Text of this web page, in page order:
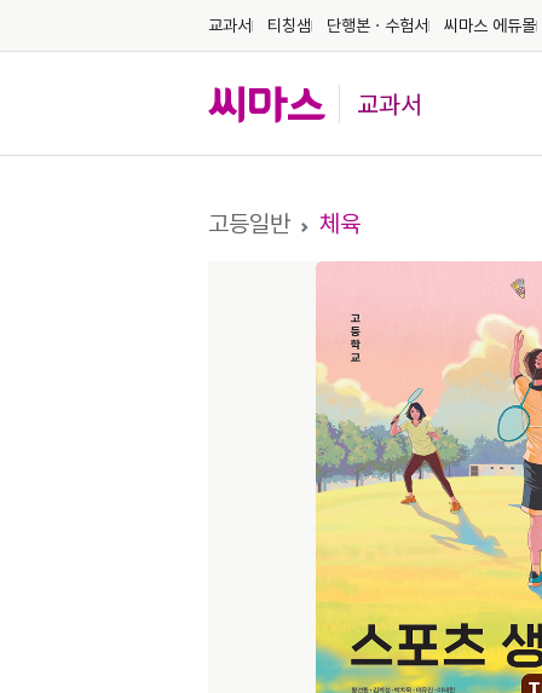
교과서 티칭샘 단행본ㆍ수험서 씨마스 에듀몰
교과서
고등일반 체육